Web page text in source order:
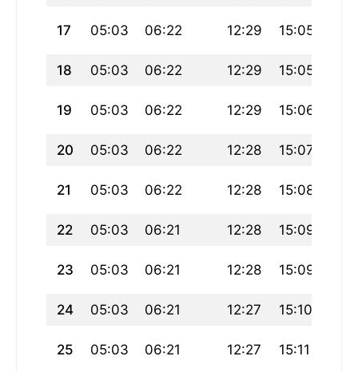
17 05:03 06:22 12:29 15:05
18 05:03 06:22 12:29 15:05
19 05:03 06:22 12:29 15:06
20 05:03 06:22 12:28 15:07
21 05:03 06:22 12:28 15:08
22 05:03 06:21 12:28 15:09
23 05:03 06:21 12:28 15:09
24 05:03 06:21 12:27 15:10
25 05:03 06:21 12:27 15:11